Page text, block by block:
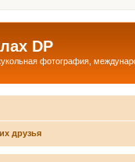
DP
фотография,
друзья